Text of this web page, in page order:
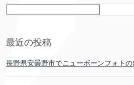
最近の投稿
長野県安曇野市でニューボーンフォトの